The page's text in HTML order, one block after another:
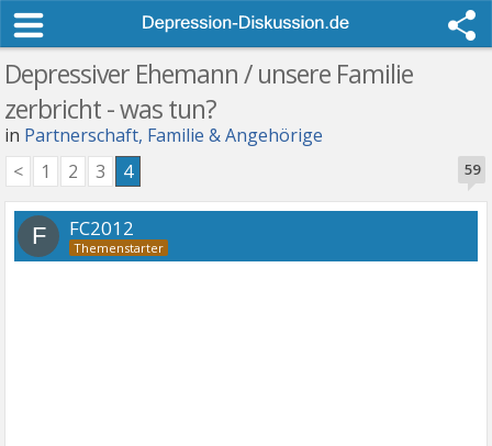
Depressiver Ehemann / unsere Familie
zerbricht - was tun?
in Partnerschaft, Familie & Angehörige
59
< 1 2 3 4
F FC2012